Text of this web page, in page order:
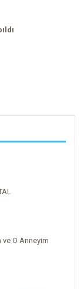
ve O Anneyim